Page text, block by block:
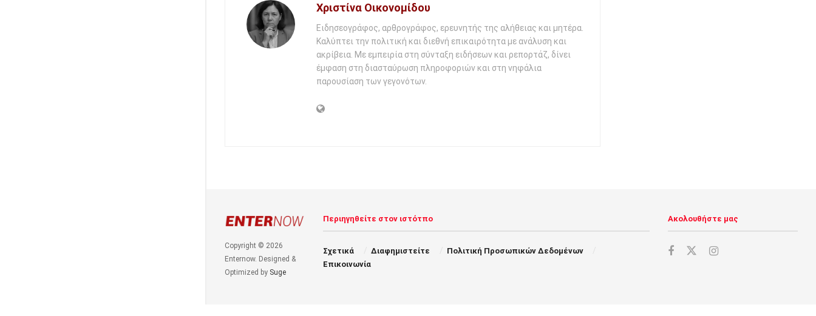
Χριστίνα Οικονομίδου
Ειδησεογράφος, αρθρογράφος, ερευνητής της αλήθειας και μητέρα.
Καλύπτει την πολιτική και διεθνή επικαιρότητα με ανάλυση και
ακρίβεια. Με εμπειρία στη σύνταξη ειδήσεων και ρεπορτάζ, δίνει
έμφαση στη διασταύρωση πληροφοριών και στη νηφάλια
παρουσίαση των γεγονότων.
Copyright © 2026
Enternow. Designed &
Optimized by Suge
Περιηγηθείτε στον ιστότπο
Σχετικά Διαφημιστείτε
Πολιτική Προσωπικών Δεδομένων
Επικοινωνία
Ακολουθήστε μας